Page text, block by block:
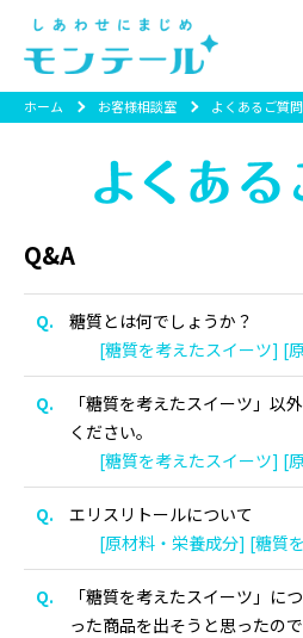
ホーム お客様相談室 よくあるご質問
Q&A
糖質とは何でしょうか？
[糖質を考えたスイーツ] [
「糖質を考えたスイーツ」以
ください。
[糖質を考えたスイーツ] [
エリスリトールについて
[原材料・栄養成分] [糖質
「糖質を考えたスイーツ」に
った商品を出そうと思ったの